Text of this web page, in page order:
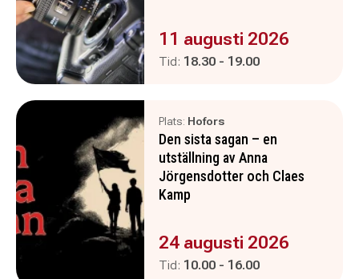
Evenemanget är :
11 augusti 2026
Tid: Pågår mellan
18.30 - och
19.00
Plats: Hofors
Den sista sagan – en
utställning av Anna
Jörgensdotter och Claes
Kamp
Evenemanget är :
24 augusti 2026
Tid: Pågår mellan
10.00 - och
16.00